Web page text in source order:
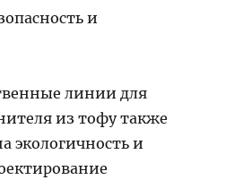
и
линии для
из тофу также
экологичность и